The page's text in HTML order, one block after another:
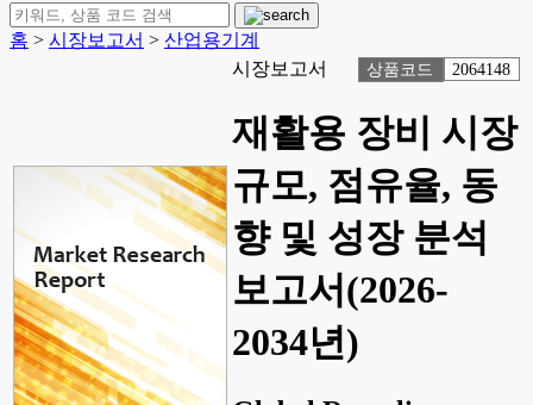
홈 > 시장보고서 > 산업용기계
시장보고서
상품코드 2064148
재활용 장비 시장
규모, 점유율, 동
향 및 성장 분석
보고서(2026-
2034년)